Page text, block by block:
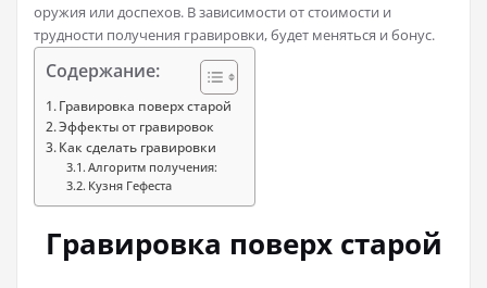
оружия или доспехов. В зависимости от стоимости и
трудности получения гравировки, будет меняться и бонус.
Содержание:
Гравировка поверх старой
Эффекты от гравировок
Как сделать гравировки
Алгоритм получения:
Кузня Гефеста
Гравировка поверх старой